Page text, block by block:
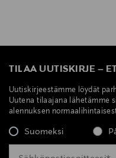
TILAA UUTISKIRJE –
Uutiskirjeestämme löydät
Uutena tilaajana lähetämme
alennuksen
Suomeksi